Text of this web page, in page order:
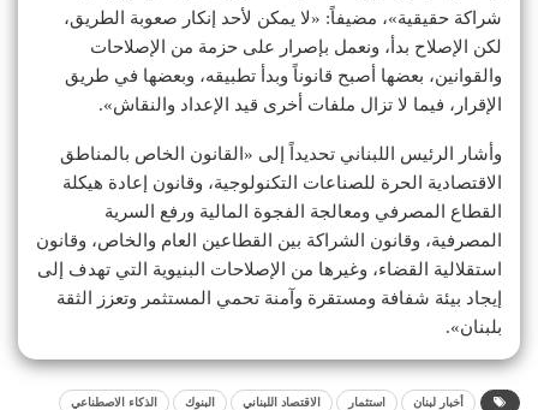
شراكة حقيقية»، مضيفاً: «لا يمكن لأحد إنكار صعوبة الطريق،
لكن الإصلاح بدأ، ونعمل بإصرار على حزمة من الإصلاحات
والقوانين، بعضها أصبح قانوناً وبدأ تطبيقه، وبعضها في طريق
الإقرار، فيما لا تزال ملفات أخرى قيد الإعداد والنقاش».
وأشار الرئيس اللبناني تحديداً إلى «القانون الخاص بالمناطق
الاقتصادية الحرة للصناعات التكنولوجية، وقانون إعادة هيكلة
القطاع المصرفي ومعالجة الفجوة المالية ورفع السرية
المصرفية، وقانون الشراكة بين القطاعين العام والخاص، وقانون
استقلالية القضاء، وغيرها من الإصلاحات البنيوية التي تهدف إلى
إيجاد بيئة شفافة ومستقرة وآمنة تحمي المستثمر وتعزز الثقة
بلبنان».
أخبار لبنان استثمار الاقتصاد اللبناني البنوك الذكاء الاصطناعي